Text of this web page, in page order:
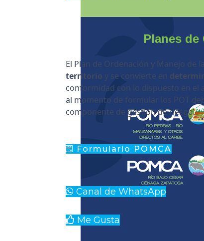
Planes de
El Plan de Ordenación y Manejo de
territorio y se convierte en
conformidad con lo dispuesto en el
al momento de formular los POT
componente de gestión de riesgo.
Formulario POMCA
Canal de WhatsApp
Me Gusta